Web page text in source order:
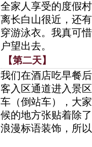
全家人享受的度假
离长白山很近，还
穿游泳衣。我真可
户望出去。
【第二天】
我们在酒店吃早餐
客入区通道进入景
车（倒站车），大
候的地方张贴着除
浪漫标语装饰，所